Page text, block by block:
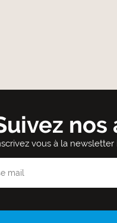
vous à la